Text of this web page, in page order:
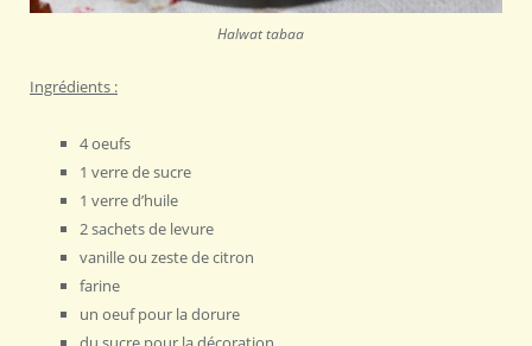
Halwat tabaa
Ingrédients :
4 oeufs
1 verre de sucre
1 verre d’huile
2 sachets de levure
vanille ou zeste de citron
farine
un oeuf pour la dorure